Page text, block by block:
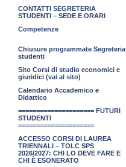
CONTATTI SEGRETERIA
STUDENTI – SEDE E ORARI
Competenze
Chiusure programmate Segreteria
studenti
Sito Corsi di studio economici e
giuridici (vai al sito)
Calendario Accademico e
Didattico
===================== FUTURI
STUDENTI
=====================
ACCESSO CORSI DI LAUREA
TRIENNALI – TOLC SPS
2026/2027: CHI LO DEVE FARE E
CHI È ESONERATO